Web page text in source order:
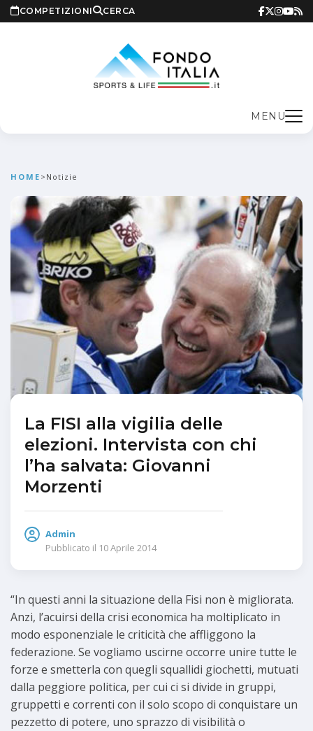
COMPETIZIONI CERCA
MENU
HOME > Notizie
La FISI alla vigilia delle
elezioni. Intervista con chi
l’ha salvata: Giovanni
Morzenti
Admin
Pubblicato il 10 Aprile 2014
“In questi anni la situazione della Fisi non è migliorata.
Anzi, l’acuirsi della crisi economica ha moltiplicato in
modo esponenziale le criticità che affliggono la
federazione. Se vogliamo uscirne occorre unire tutte le
forze e smetterla con quegli squallidi giochetti, mutuati
dalla peggiore politica, per cui ci si divide in gruppi,
gruppetti e correnti con il solo scopo di conquistare un
pezzetto di potere, uno sprazzo di visibilità o